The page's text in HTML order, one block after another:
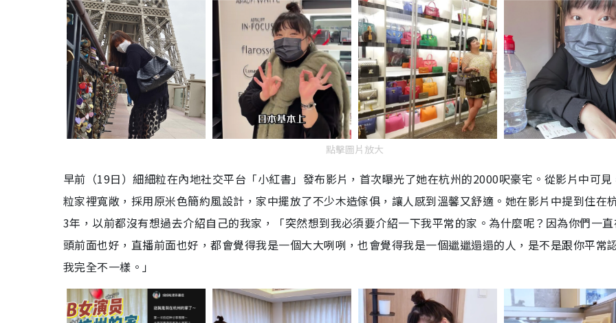
點擊圖片放大
早前（19日）細細粒在內地社交平台「小紅書」發布影片，首次曝光了她在杭州的2000呎豪宅。從影片中可見
粒家裡寬敞，採用原米色簡約風設計，家中擺放了不少木造傢俱，讓人感到溫馨又舒適。她在影片中提到住在
3年，以前都沒有想過去介紹自己的我家，「突然想到我必須要介紹一下我平常的家。為什麼呢？因為你們一直
頭前面也好，直播前面也好，都會覺得我是一個大大咧咧，也會覺得我是一個邋邋遢遢的人，是不是跟你平常
我完全不一樣。」